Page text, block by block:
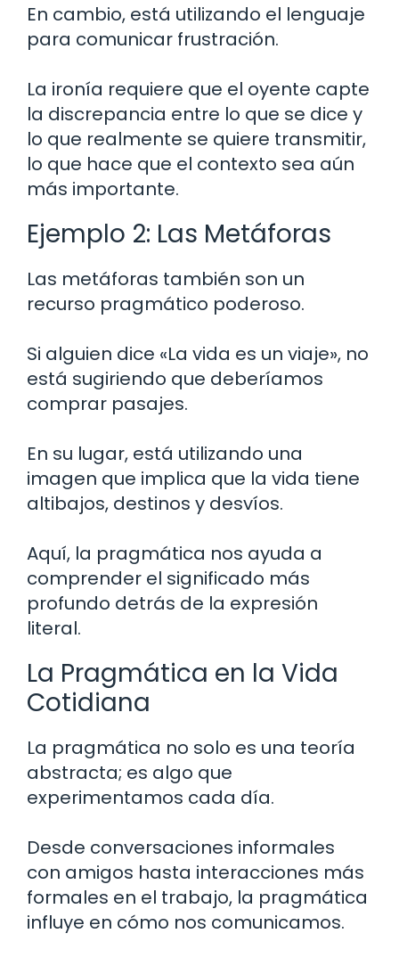
En cambio, está utilizando el lenguaje
para comunicar frustración.
La ironía requiere que el oyente capte
la discrepancia entre lo que se dice y
lo que realmente se quiere transmitir,
lo que hace que el contexto sea aún
más importante.
Ejemplo 2: Las Metáforas
Las metáforas también son un
recurso pragmático poderoso.
Si alguien dice «La vida es un viaje», no
está sugiriendo que deberíamos
comprar pasajes.
En su lugar, está utilizando una
imagen que implica que la vida tiene
altibajos, destinos y desvíos.
Aquí, la pragmática nos ayuda a
comprender el significado más
profundo detrás de la expresión
literal.
La Pragmática en la Vida
Cotidiana
La pragmática no solo es una teoría
abstracta; es algo que
experimentamos cada día.
Desde conversaciones informales
con amigos hasta interacciones más
formales en el trabajo, la pragmática
influye en cómo nos comunicamos.